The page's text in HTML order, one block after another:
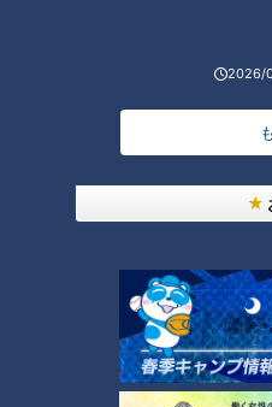
2026/
歳の女性入居者は、食事を摂
チューブで栄養を補給します
もなく次の部屋へ向かいます。
「きちっと仕事がで
若い看護師たちと同じように
いません。入居者へのストレ
んの仕事です。